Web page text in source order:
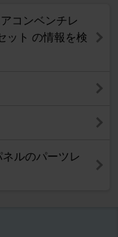
コンベンチレ
ット の情報を検
ルのパーツレ